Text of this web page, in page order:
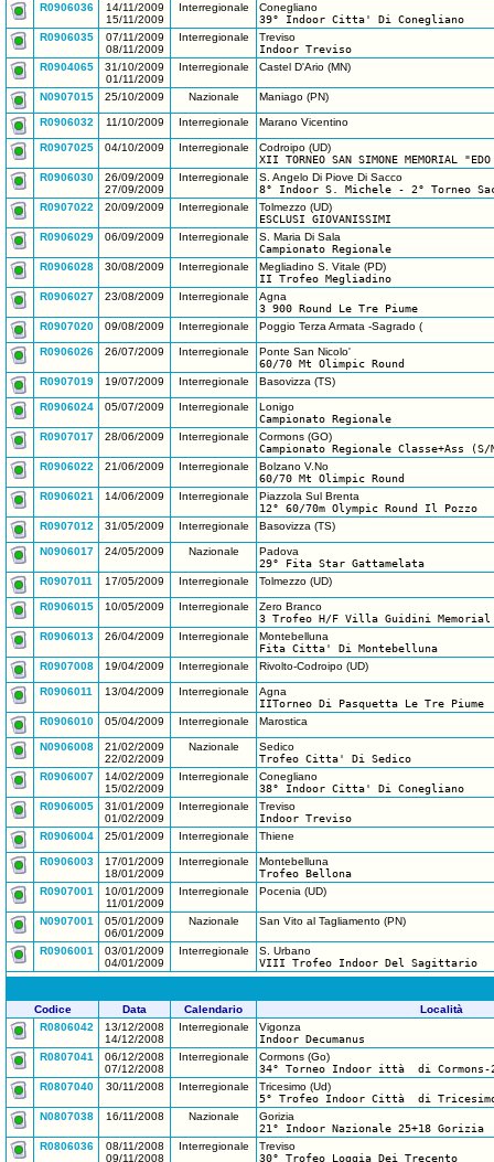
R0906036
14/11/2009
15/11/2009
Interregionale
Conegliano
39° Indoor Citta' Di Conegliano
R0906035
07/11/2009
08/11/2009
Interregionale
Treviso
Indoor Treviso
R0904065
31/10/2009
01/11/2009
Interregionale Castel D'Ario (MN)
N0907015 25/10/2009 Nazionale Maniago (PN)
R0906032 11/10/2009 Interregionale Marano Vicentino
R0907025 04/10/2009 Interregionale
Codroipo (UD)
XII TORNEO SAN SIMONE MEMORIAL
R0906030
26/09/2009
27/09/2009
Interregionale
S. Angelo Di Piove Di Sacco
8° Indoor S. Michele - 2° Torneo
R0907022
20/09/2009 Interregionale
Tolmezzo (UD)
ESCLUSI GIOVANISSIMI
R0906029
06/09/2009 Interregionale
S. Maria Di Sala
Campionato Regionale
R0906028
30/08/2009 Interregionale
Megliadino S. Vitale (PD)
II Trofeo Megliadino
R0906027
23/08/2009 Interregionale
Agna
3 900 Round Le Tre Piume
R0907020
09/08/2009 Interregionale Poggio Terza Armata -Sagrado (
R0906026 26/07/2009 Interregionale
Ponte San Nicolo'
60/70 Mt Olimpic Round
R0907019
19/07/2009 Interregionale Basovizza (TS)
R0906024 05/07/2009 Interregionale
Lonigo
Campionato Regionale
R0907017
28/06/2009 Interregionale
Cormons (GO)
Campionato Regionale Classe+Ass (S/
R0906022
21/06/2009 Interregionale
Bolzano V.No
60/70 Mt Olimpic Round
R0906021
14/06/2009 Interregionale
Piazzola Sul Brenta
12° 60/70m Olympic Round Il Pozzo
R0907012
31/05/2009 Interregionale Basovizza (TS)
N0906017 24/05/2009 Nazionale
Padova
29° Fita Star Gattamelata
R0907011
17/05/2009 Interregionale Tolmezzo (UD)
R0906015 10/05/2009 Interregionale
Zero Branco
3 Trofeo H/F Villa Guidini Memorial
R0906013
26/04/2009 Interregionale
Montebelluna
Fita Citta' Di Montebelluna
R0907008
19/04/2009 Interregionale Rivolto-Codroipo (UD)
R0906011 13/04/2009 Interregionale
Agna
IITorneo Di Pasquetta Le Tre Piume
R0906010
05/04/2009 Interregionale Marostica
N0906008
21/02/2009
22/02/2009
Nazionale
Sedico
Trofeo Citta' Di Sedico
R0906007
14/02/2009
15/02/2009
Interregionale
Conegliano
38° Indoor Citta' Di Conegliano
R0906005
31/01/2009
01/02/2009
Interregionale
Treviso
Indoor Treviso
R0906004
25/01/2009 Interregionale Thiene
R0906003
17/01/2009
18/01/2009
Interregionale
Montebelluna
Trofeo Bellona
R0907001
10/01/2009
11/01/2009
Interregionale Pocenia (UD)
N0907001
05/01/2009
06/01/2009
Nazionale San Vito al Tagliamento (PN)
R0906001
03/01/2009
04/01/2009
Interregionale
S. Urbano
VIII Trofeo Indoor Del Sagittario
Codice Data Calendario
Località
R0806042
13/12/2008
14/12/2008
Interregionale
Vigonza
Indoor Decumanus
R0807041
06/12/2008
07/12/2008
Interregionale
Cormons (Go)
34° Torneo Indoor ittà di Cormons-
R0807040
30/11/2008 Interregionale
Tricesimo (Ud)
5° Trofeo Indoor Città di
N0807038
16/11/2008 Nazionale
Gorizia
21° Indoor Nazionale 25+18 Gorizia
R0806036
08/11/2008
09/11/2008
Interregionale
Treviso
30° Trofeo Loggia Dei Trecento